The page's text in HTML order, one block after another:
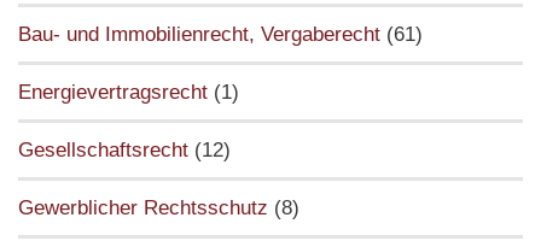
Bau- und Immobilienrecht, Vergaberecht (61)
Energievertragsrecht (1)
Gesellschaftsrecht (12)
Gewerblicher Rechtsschutz (8)